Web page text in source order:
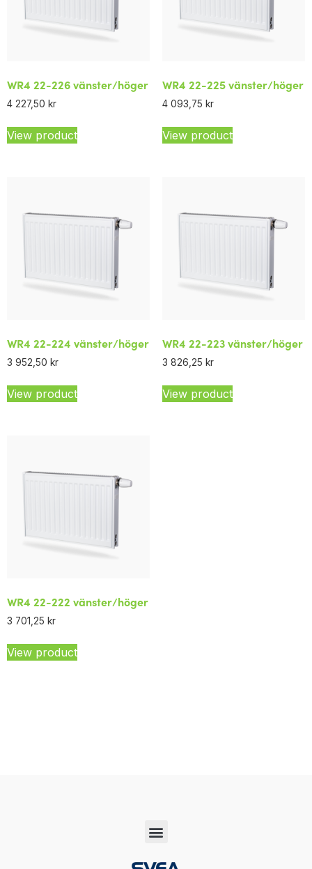
WR4 22-226 vänster/höger
4 227,50 kr
View product
WR4 22-225 vänster/höger
4 093,75 kr
View product
WR4 22-224 vänster/höger
3 952,50 kr
View product
WR4 22-223 vänster/höger
3 826,25 kr
View product
WR4 22-222 vänster/höger
3 701,25 kr
View product